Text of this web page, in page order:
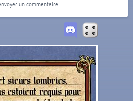
un commentaire